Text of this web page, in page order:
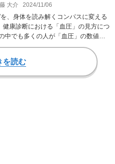
大介 2024/11/06
、身体を読み解くコンパスに変える
康診断における「血圧」の見方につ
でも多くの人が「血圧」の数値を
を読む